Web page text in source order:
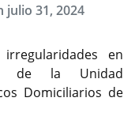
julio 31, 2024
en
de la Unidad
Domiciliarios de